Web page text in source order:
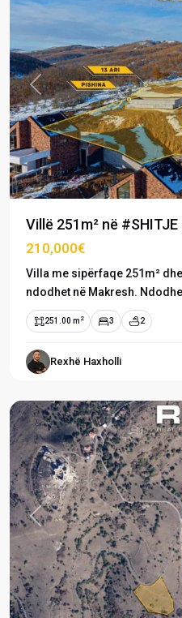
Previous
Villë 251m² në
210,000€
Villa me sipërfaqe 251m²
ndodhet në Makresh.
251.00 m 2 3 2
Rexhë Haxholli
Previous